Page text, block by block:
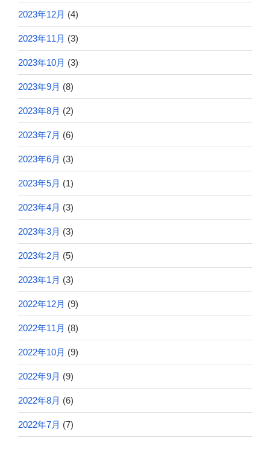
2023年12月 (4)
2023年11月 (3)
2023年10月 (3)
2023年9月 (8)
2023年8月 (2)
2023年7月 (6)
2023年6月 (3)
2023年5月 (1)
2023年4月 (3)
2023年3月 (3)
2023年2月 (5)
2023年1月 (3)
2022年12月 (9)
2022年11月 (8)
2022年10月 (9)
2022年9月 (9)
2022年8月 (6)
2022年7月 (7)